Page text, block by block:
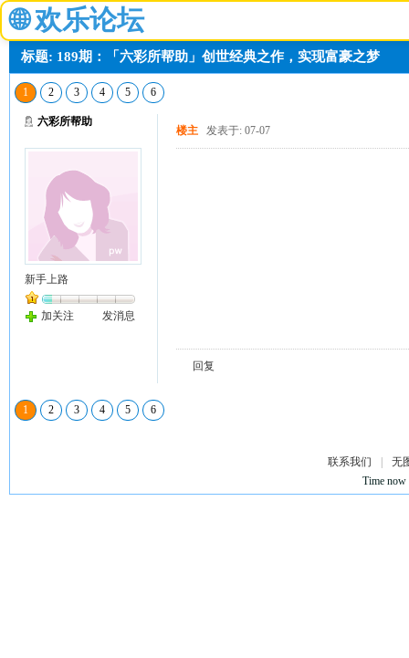
🌐 欢乐论坛
标题: 189期：「六彩所帮助」创世经典之作，实现富豪之梦
1 2 3 4 5 6
六彩所帮助
新手上路
加关注 发消息
楼主 发表于: 07-07
回复
1 2 3 4 5 6
联系我们
无
Time now